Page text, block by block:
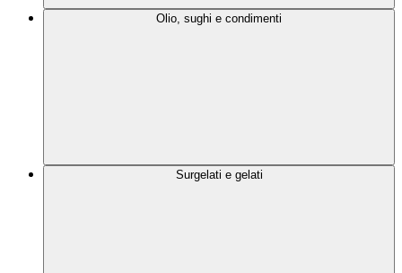
Olio, sughi e condimenti
Surgelati e gelati